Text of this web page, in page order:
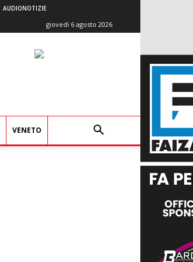
AUDIONOTIZIE
giovedì 6 agosto 2026
VENETO